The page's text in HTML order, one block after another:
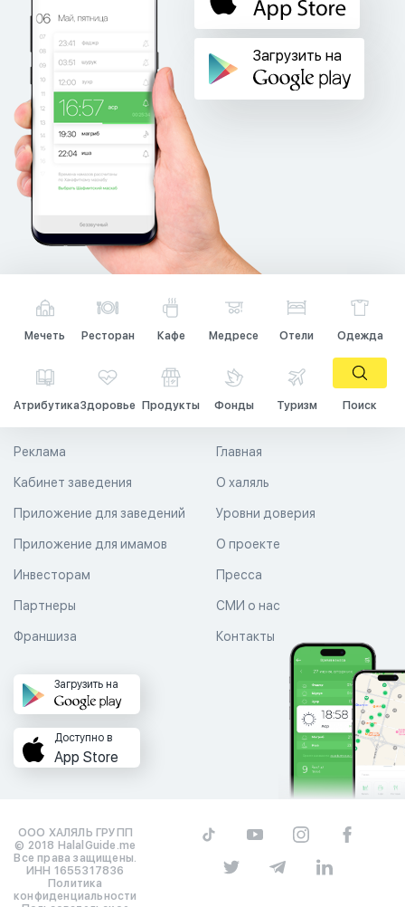
Загрузить на
Мечеть Ресторан Кафе Медресе Отели Одежда
АтрибутикаЗдоровье Продукты Фонды Туризм Поиск
Главная
О халяль
Уровни доверия
Реклама
Кабинет заведения
Приложение для заведений
Приложение для имамов О проекте
Пресса
СМИ о нас
Контакты
Инвесторам
Партнеры
Франшиза
Загрузить на
Доступно в
App Store
ООО ХАЛЯЛЬ ГРУПП
© 2018 HalalGuide.me
Все права защищены.
ИНН 1655317836
Политика
конфиденциальности